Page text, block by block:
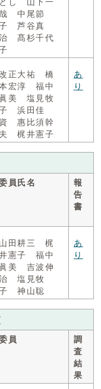
とし 山下一
中尾節
芦谷真
髙杉千代
正大祐 橋
宏淳 福中
眞美 塩見牧
浜田佳
資 惠比須幹
夫 梶井憲子
あ
り
員氏名
報
告
書
山田耕三 梶
憲子 福中
眞美 吉波伸
塩見牧
神山聡
あ
り
員
調
査
結
果